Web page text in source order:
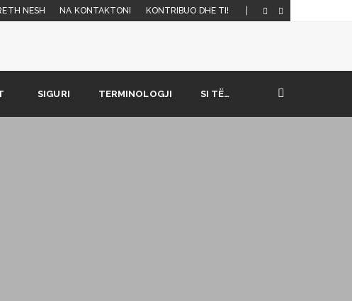
NESH NA KONTAKTONI KONTRIBUO DHE TI!
SIGURI TERMINOLOGJI SI TË…